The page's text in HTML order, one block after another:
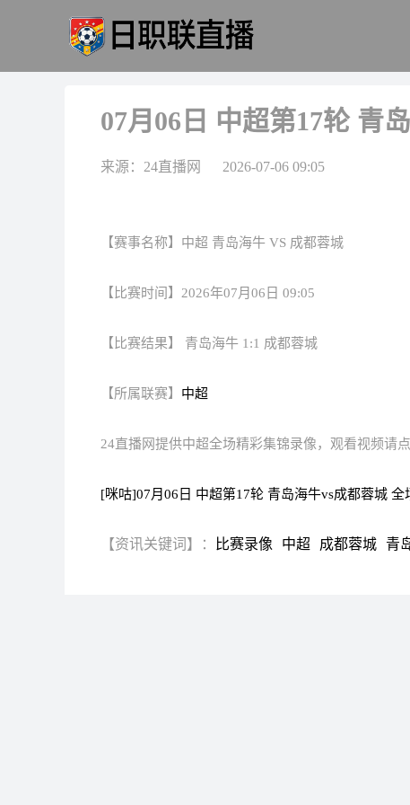
07月06日 中超第17轮 青
来源：24直播网 2026-07-06 09:05
【赛事名称】中超 青岛海牛 VS 成都蓉城
【比赛时间】2026年07月06日 09:05
【比赛结果】 青岛海牛 1:1 成都蓉城
【所属联赛】 中超
24直播网提供中超全场精彩集锦录像，观看视频请点
[咪咕]07月06日 中超第17轮 青岛海牛vs成都蓉城 全
【资讯关键词】： 比赛录像 中超 成都蓉城 青